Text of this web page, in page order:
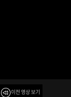
이전 영상 보기